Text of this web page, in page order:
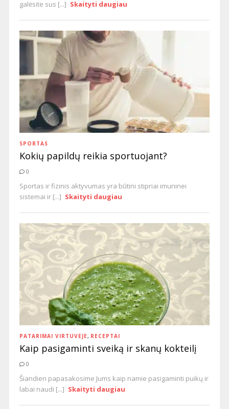
galėsite sus [...] Skaityti daugiau
SPORTAS
Kokių papildų reikia sportuojant?
0
Sportas ir fizinis aktyvumas yra būtini stipriai imuninei
sistemai ir [...] Skaityti daugiau
PATARIMAI VIRTUVĖJE, RECEPTAI
Kaip pasigaminti sveiką ir skanų kokteilį
0
Šiandien papasakosime Jums kaip namie pasigaminti puikų ir
labai naudi [...] Skaityti daugiau